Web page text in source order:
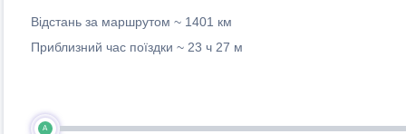
Відстань за маршрутом ~ 1401 км
Приблизний час поїздки ~ 23 ч 27 м
A